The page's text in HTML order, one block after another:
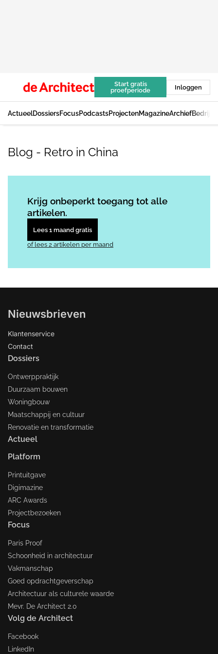
Start gratis
proefperiode
Inloggen
ActueelDossiersFocusPodcastsProjectenMagazineArchief
Blog - Retro in China
Krijg onbeperkt toegang tot alle
artikelen.
Lees 1 maand gratis
of lees 2 artikelen per maand
Nieuwsbrieven
Klantenservice
Contact
Dossiers
Ontwerppraktijk
Duurzaam bouwen
Woningbouw
Maatschappij en cultuur
Renovatie en transformatie
Actueel
Platform
Printuitgave
Digimazine
ARC Awards
Projectbezoeken
Focus
Paris Proof
Schoonheid in architectuur
Vakmanschap
Goed opdrachtgeverschap
Architectuur als culturele waarde
Mevr. De Architect 2.0
Volg de Architect
Facebook
LinkedIn